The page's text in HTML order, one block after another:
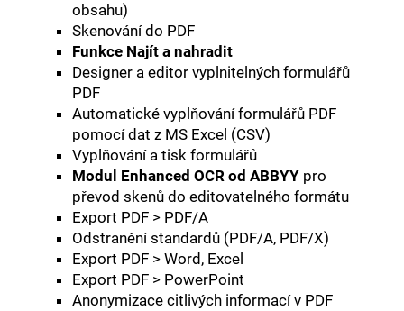
obsahu)
Skenování do PDF
Funkce Najít a nahradit
Designer a editor vyplnitelných formulářů
PDF
Automatické vyplňování formulářů PDF
pomocí dat z MS Excel (CSV)
Vyplňování a tisk formulářů
Modul Enhanced OCR od ABBYY pro
převod skenů do editovatelného formátu
Export PDF > PDF/A
Odstranění standardů (PDF/A, PDF/X)
Export PDF > Word, Excel
Export PDF > PowerPoint
Anonymizace citlivých informací v PDF